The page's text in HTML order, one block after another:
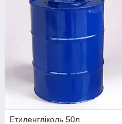
Етиленгліколь 50л